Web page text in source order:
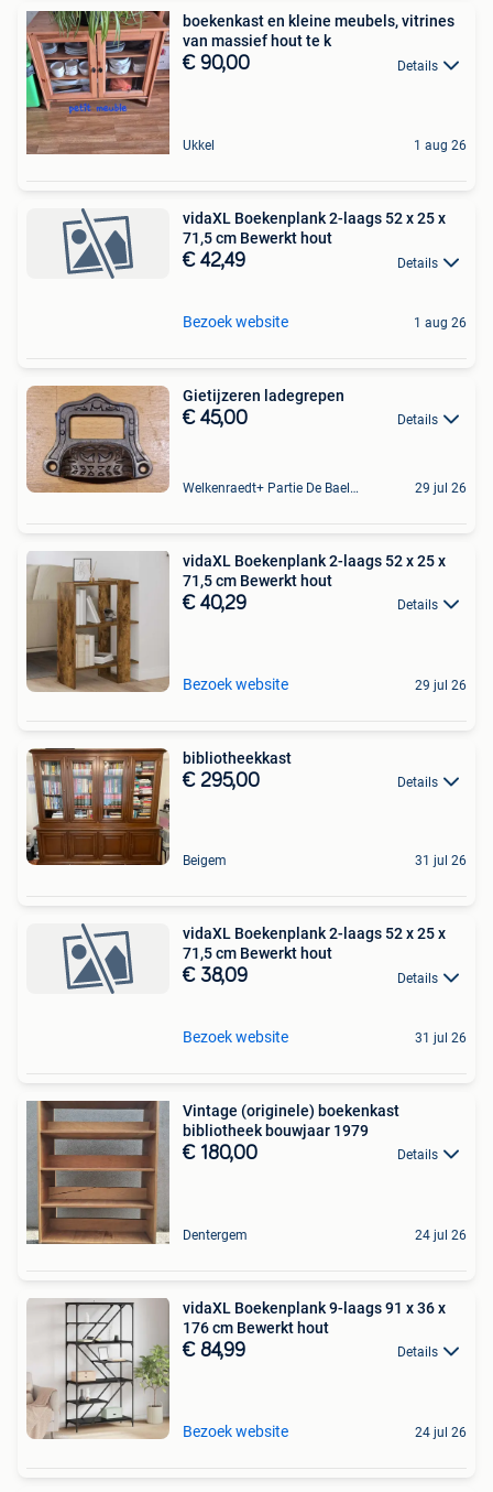
boekenkast en kleine meubels, vitrines
van massief hout te k
€ 90,00 Details
Ukkel 1 aug 26
vidaXL Boekenplank 2-laags 52 x 25 x
71,5 cm Bewerkt hout
€ 42,49 Details
Bezoek website 1 aug 26
Gietijzeren ladegrepen
€ 45,00 Details
Welkenraedt+ Partie De Baelen 29 jul 26
vidaXL Boekenplank 2-laags 52 x 25 x
71,5 cm Bewerkt hout
€ 40,29 Details
Bezoek website 29 jul 26
bibliotheekkast
€ 295,00 Details
Beigem 31 jul 26
vidaXL Boekenplank 2-laags 52 x 25 x
71,5 cm Bewerkt hout
€ 38,09 Details
Bezoek website 31 jul 26
Vintage (originele) boekenkast
bibliotheek bouwjaar 1979
€ 180,00 Details
Dentergem 24 jul 26
vidaXL Boekenplank 9-laags 91 x 36 x
176 cm Bewerkt hout
€ 84,99 Details
Bezoek website 24 jul 26